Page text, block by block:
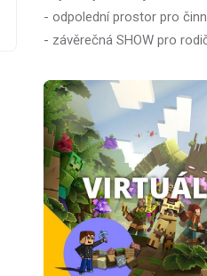
- odpolední prostor pro
- závěrečná SHOW pro